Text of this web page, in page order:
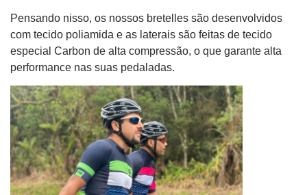
Pensando nisso, os nossos bretelles são desenvolvidos
com tecido poliamida e as laterais são feitas de tecido
especial Carbon de alta compressão, o que garante alta
performance nas suas pedaladas.